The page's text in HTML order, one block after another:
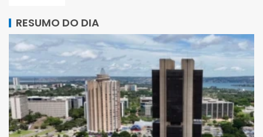
RESUMO DO DIA